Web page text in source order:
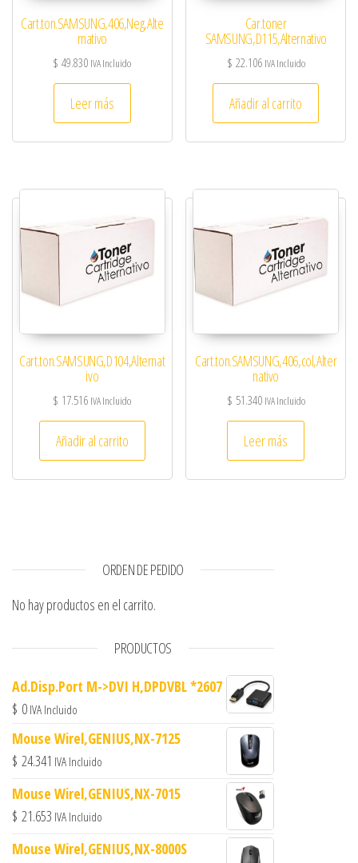
Cart.ton.SAMSUNG,406,Neg,Alte
rnativo
$ 49.830 IVA Incluido
Leer más
Car.toner
SAMSUNG,D115,Alternativo
$ 22.106 IVA Incluido
Añadir al carrito
Cart.ton.SAMSUNG,D104,Alternat
ivo
$ 17.516 IVA Incluido
Añadir al carrito
Cart.ton.SAMSUNG,406,col,Alter
nativo
$ 51.340 IVA Incluido
Leer más
ORDEN DE PEDIDO
No hay productos en el carrito.
PRODUCTOS
Ad.Disp.Port M->DVI H,DPDVBL *2607
$ 0 IVA Incluido
Mouse Wirel,GENIUS,NX-7125
$ 24.341 IVA Incluido
Mouse Wirel,GENIUS,NX-7015
$ 21.653 IVA Incluido
Mouse Wirel,GENIUS,NX-8000S